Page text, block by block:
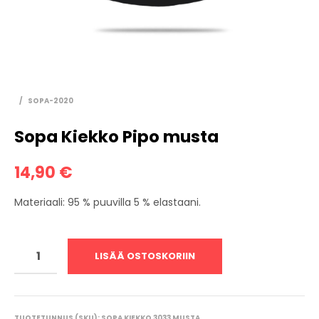
/ SOPA-2020
Sopa Kiekko Pipo musta
14,90 €
Materiaali: 95 % puuvilla 5 % elastaani.
LISÄÄ OSTOSKORIIN